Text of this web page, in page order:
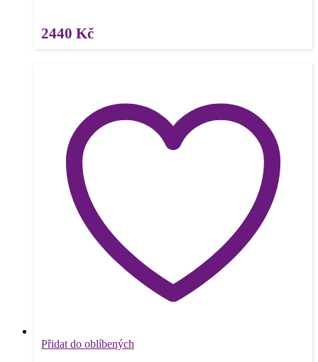
2440 Kč
Přidat do oblíbených